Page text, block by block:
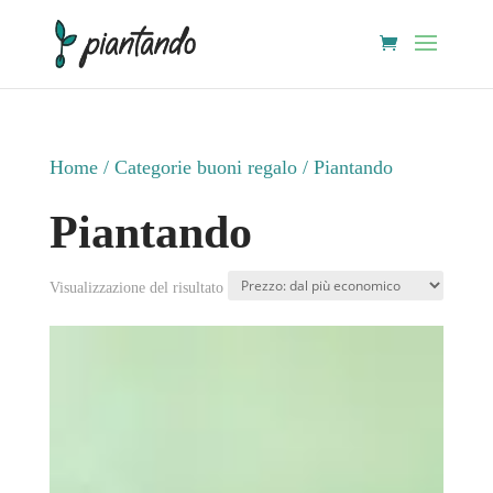
Home/ Categorie buoni regalo / Piantando
Piantando
Visualizzazione del risultato